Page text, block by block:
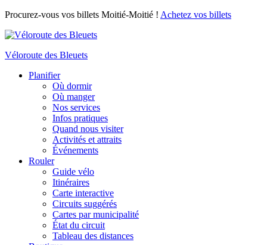
Procurez-vous vos billets Moitié-Moitié ! Achetez vos billets
Véloroute des Bleuets
Planifier
Où dormir
Où manger
Nos services
Infos pratiques
Quand nous visiter
Activités et attraits
Événements
Rouler
Guide vélo
Itinéraires
Carte interactive
Circuits suggérés
Cartes par municipalité
État du circuit
Tableau des distances